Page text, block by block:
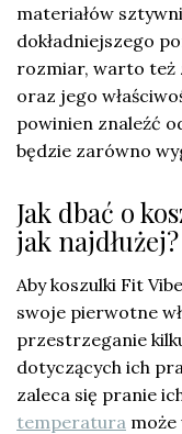
materiałów
dokładniejszego
rozmiar, warto też
oraz jego
powinien znaleźć
będzie zarówno
Jak dbać o
jak najdłużej?
Aby koszulki Fit
swoje pierwotne
przestrzeganie
dotyczących ich
zaleca się pranie
temperatura może